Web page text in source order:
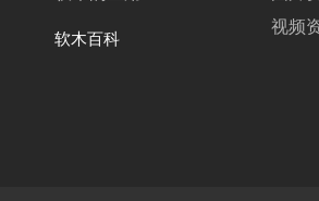
软木百科
视频